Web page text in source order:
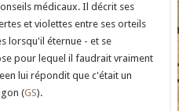
médicaux. Il décrit ses
et violettes entre ses orteils
lorsqu'il éternue - et se
pour lequel il faudrait vraiment
lui répondit que c'était un
(GS).